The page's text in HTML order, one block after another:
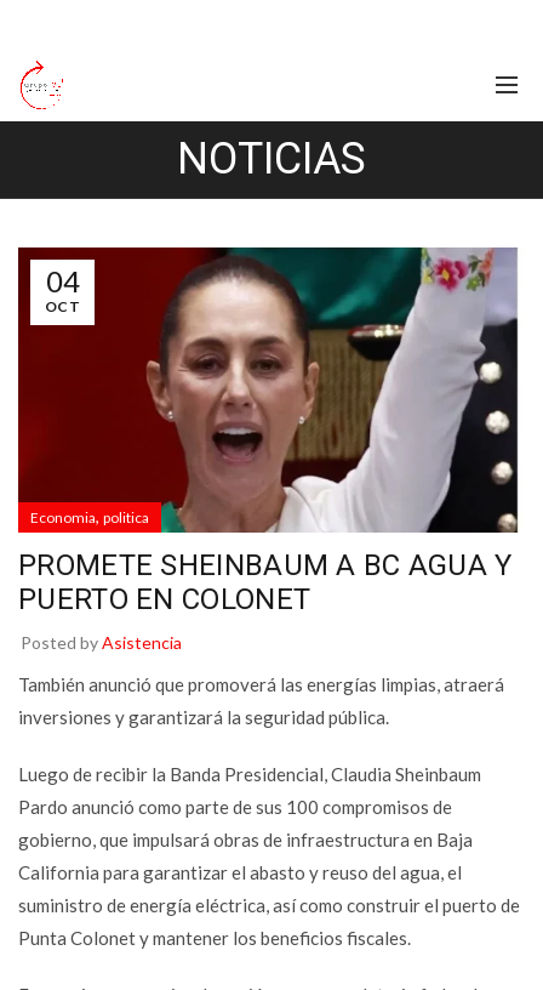
NOTICIAS
04
OCT
Economia, politica
PROMETE SHEINBAUM A BC AGUA Y
PUERTO EN COLONET
Posted byAsistencia
También anunció que promoverá las energías limpias, atraerá
inversiones y garantizará la seguridad pública.
Luego de recibir la Banda Presidencial, Claudia Sheinbaum
Pardo anunció como parte de sus 100 compromisos de
gobierno, que impulsará obras de infraestructura en Baja
California para garantizar el abasto y reuso del agua, el
suministro de energía eléctrica, así como construir el puerto de
Punta Colonet y mantener los beneficios fiscales.